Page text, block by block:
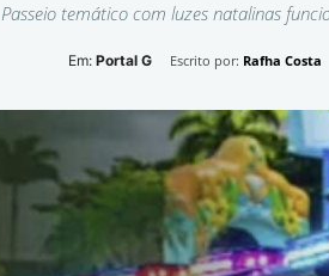
Passeio temático com luzes natalinas
Em: Portal G Escrito por: Rafha Costa